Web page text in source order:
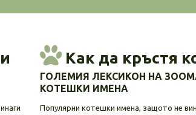
Как да кръстя
ГОЛЕМИЯ ЛЕКСИКОН НА
КОТЕШКИ ИМЕНА
Популярни котешки имена, защото не